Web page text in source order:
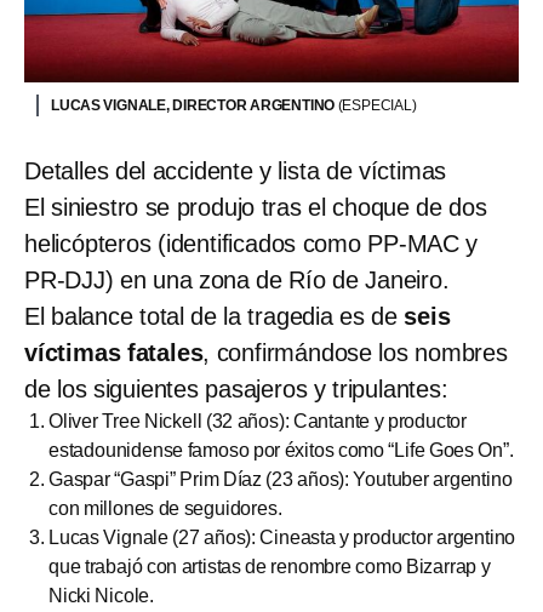
LUCAS VIGNALE, DIRECTOR ARGENTINO (ESPECIAL)
Detalles del accidente y lista de víctimas
El siniestro se produjo tras el choque de dos
helicópteros (identificados como PP-MAC y
PR-DJJ) en una zona de Río de Janeiro.
El balance total de la tragedia es de seis
víctimas fatales, confirmándose los nombres
de los siguientes pasajeros y tripulantes:
Oliver Tree Nickell (32 años): Cantante y productor
estadounidense famoso por éxitos como “Life Goes On”.
Gaspar “Gaspi” Prim Díaz (23 años): Youtuber argentino
con millones de seguidores.
Lucas Vignale (27 años): Cineasta y productor argentino
que trabajó con artistas de renombre como Bizarrap y
Nicki Nicole.